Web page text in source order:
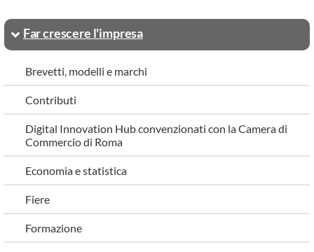
Far crescere l'impresa
Brevetti, modelli e marchi
Contributi
Digital Innovation Hub convenzionati con la Camera di
Commercio di Roma
Economia e statistica
Fiere
Formazione